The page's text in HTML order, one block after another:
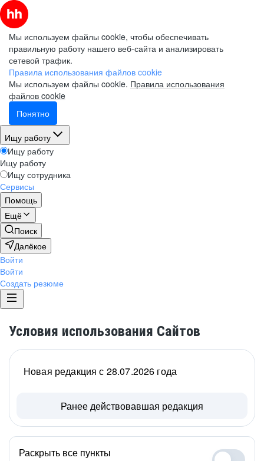
Мы используем файлы cookie, чтобы обеспечивать
правильную работу нашего веб-сайта и анализировать
сетевой трафик.
Правила использования файлов cookie
Мы используем файлы cookie. Правила использования
файлов cookie
Понятно
Ищу работу
Ищу работу
Ищу работу
Ищу сотрудника
Сервисы
Помощь
Ещё
Поиск
Далёкое
Войти
Войти
Создать резюме
Условия использования Сайтов
Новая редакция с 28.07.2026 года
Ранее действовавшая редакция
Раскрыть все пункты